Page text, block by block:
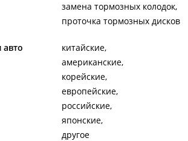
замена тормозных колодок
проточка тормозных дисков
китайские
американские
корейские
европейские
российские
японские
другое